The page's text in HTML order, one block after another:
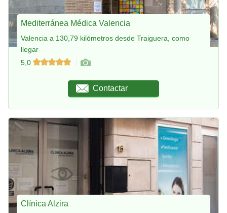
Mediterránea Médica Valencia
Valencia a 130,79 kilómetros desde Traiguera, como
llegar
5,0
Contactar
Clínica Alzira